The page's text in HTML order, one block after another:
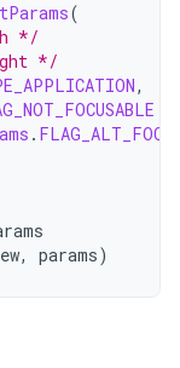
(
*/
*/
,
.
, params)